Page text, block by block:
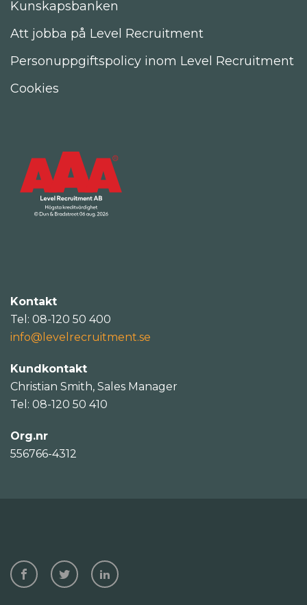
Kunskapsbanken
Att jobba på Level Recruitment
Personuppgiftspolicy inom Level Recruitment
Cookies
Kontakt
Tel: 08-120 50 400
info@levelrecruitment.se
Kundkontakt
Christian Smith, Sales Manager
Tel: 08-120 50 410
Org.nr
556766-4312